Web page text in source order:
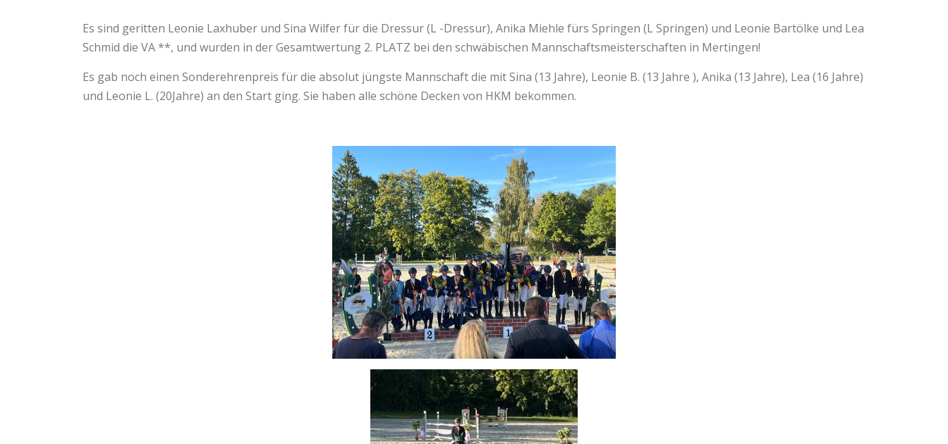
Es sind geritten Leonie Laxhuber und Sina Wilfer für die Dressur (L -Dressur), Anika Miehle fürs Springen (L Springen) und Leonie Bartölke und Lea
Schmid die VA **, und wurden in der Gesamtwertung 2. PLATZ bei den schwäbischen Mannschaftsmeisterschaften in Mertingen!
Es gab noch einen Sonderehrenpreis für die absolut jüngste Mannschaft die mit Sina (13 Jahre), Leonie B. (13 Jahre ), Anika (13 Jahre), Lea (16 Jahre)
und Leonie L. (20Jahre) an den Start ging. Sie haben alle schöne Decken von HKM bekommen.